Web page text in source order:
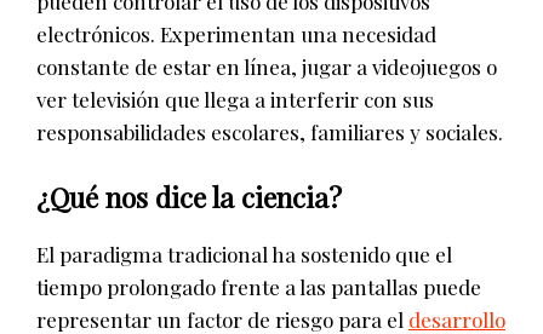
electrónicos. Experimentan una necesidad
constante de estar en línea, jugar a videojuegos o
ver televisión que llega a interferir con sus
responsabilidades escolares, familiares y sociales.
¿Qué nos dice la ciencia?
El paradigma tradicional ha sostenido que el
tiempo prolongado frente a las pantallas puede
representar un factor de riesgo para el desarrollo